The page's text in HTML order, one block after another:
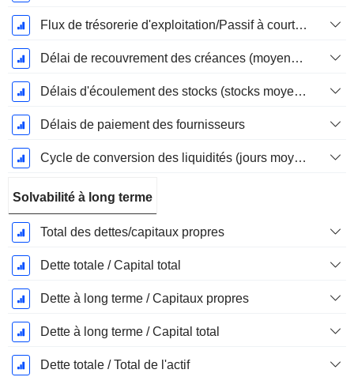
Flux de trésorerie d'exploitation/Passif à court terme
Délai de recouvrement des créances (moyenne des créances)
Délais d'écoulement des stocks (stocks moyens)
Délais de paiement des fournisseurs
Cycle de conversion des liquidités (jours moyens)
Solvabilité à long terme
Total des dettes/capitaux propres
Dette totale / Capital total
Dette à long terme / Capitaux propres
Dette à long terme / Capital total
Dette totale / Total de l'actif